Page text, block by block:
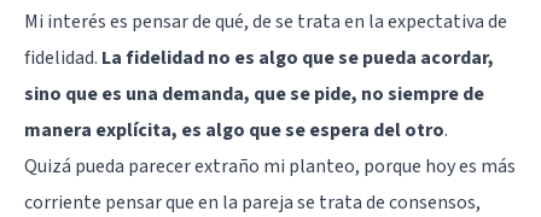
Mi interés es pensar de qué, de se trata en la expectativa de
fidelidad. La fidelidad no es algo que se pueda acordar,
sino que es una demanda, que se pide, no siempre de
manera explícita, es algo que se espera del otro.
Quizá pueda parecer extraño mi planteo, porque hoy es más
corriente pensar que en la pareja se trata de consensos,